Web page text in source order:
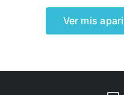
Ver mis